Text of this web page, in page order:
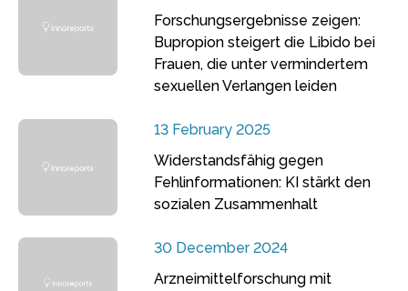
Forschungsergebnisse zeigen:
Bupropion steigert die Libido bei
Frauen, die unter vermindertem
sexuellen Verlangen leiden
13 February 2025
Widerstandsfähig gegen
Fehlinformationen: KI stärkt den
sozialen Zusammenhalt
30 December 2024
Arzneimittelforschung mit